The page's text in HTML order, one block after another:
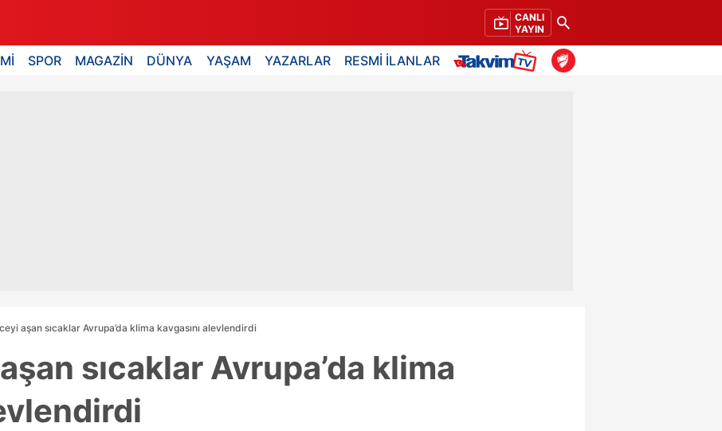
CANLI
YAYIN
SPOR MAGAZİN DÜNYA YAŞAM YAZARLAR RESMİ İLANLAR
aşan sıcaklar Avrupa’da klima kavgasını alevlendirdi
sıcaklar Avrupa’da klima